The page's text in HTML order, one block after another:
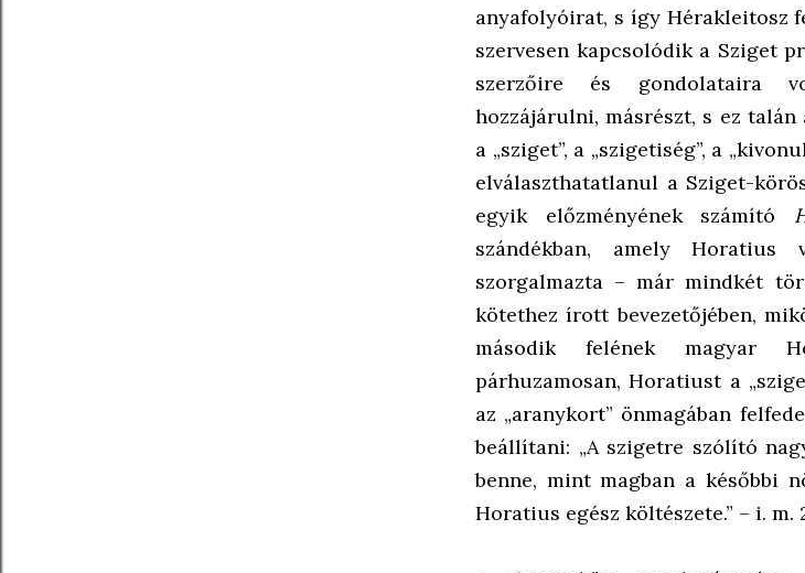
anyafolyóirat, s így Hérakleitosz
szervesen kapcsolódik a Sziget
szerzőire és gondolataira
hozzájárulni, másrészt, s ez
a „sziget”, a „szigetiség”, a
elválaszthatatlanul a Sziget-
egyik előzményének számító
szándékban, amely Horatius
szorgalmazta – már mindkét
kötethez írott bevezetőjében,
második felének magyar
párhuzamosan, Horatiust a
az „aranykort” önmagában
beállítani: „A szigetre szólító
benne, mint magban a későbbi
Horatius egész költészete.” – i. m.